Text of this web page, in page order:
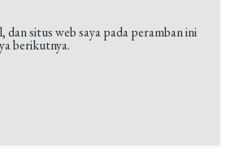
dan situs web saya pada peramban ini
berikutnya.